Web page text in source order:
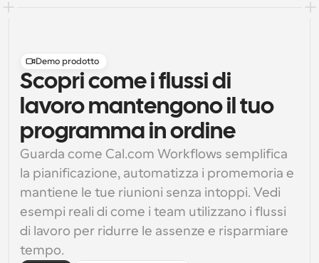
Demo prodotto
Scopri come i flussi di
lavoro mantengono il tuo
programma in ordine
Guarda come Cal.com Workflows semplifica
la pianificazione, automatizza i promemoria e
mantiene le tue riunioni senza intoppi. Vedi
esempi reali di come i team utilizzano i flussi
di lavoro per ridurre le assenze e risparmiare
tempo.